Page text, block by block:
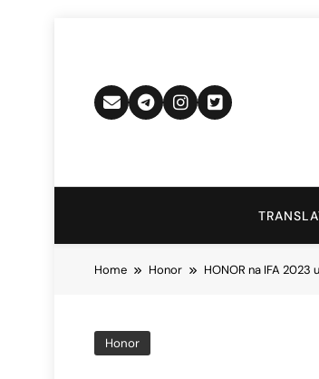
Home Honor HONOR na IFA
Honor